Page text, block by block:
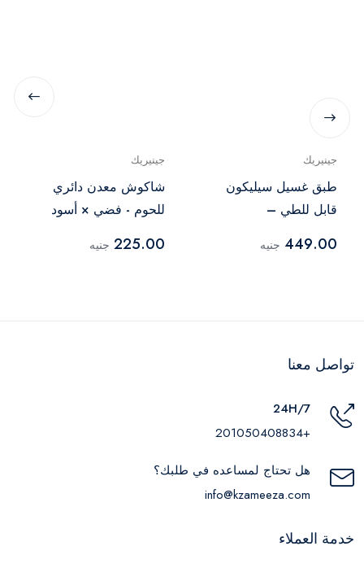
جينيريك
طبق غسيل سيليكون
قابل للطي –
449.00 جنيه
جينيريك
شاكوش معدن دائري
للحوم - فضي × أسود
225.00 جنيه
تواصل معنا
24H/7
+201050408834
هل تحتاج لمساعده في طلبك؟
info@kzameeza.com
خدمة العملاء